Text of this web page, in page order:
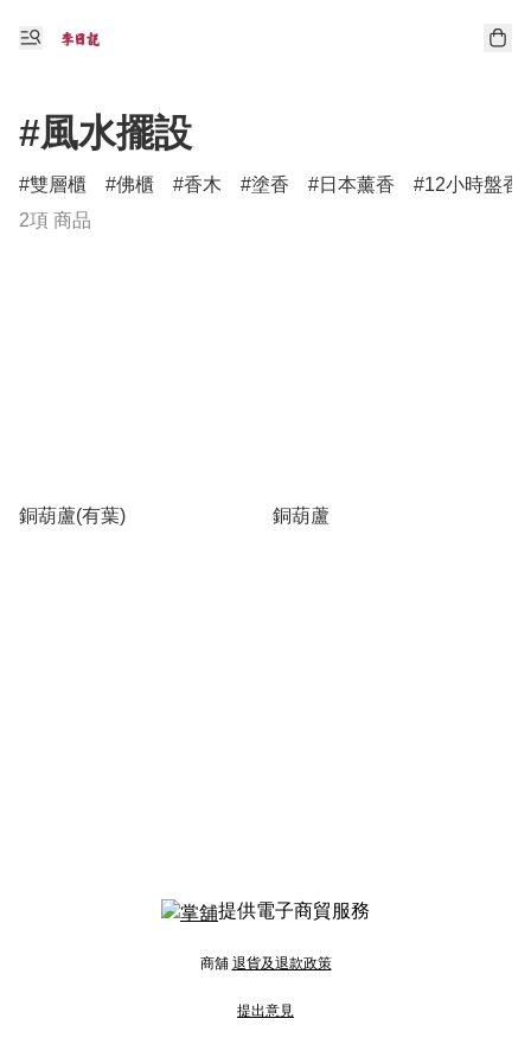
#風水擺設
雙層櫃 佛櫃 香木 塗香 日本薰香
12小時盤香
2項 商品
銅葫蘆(有葉) 銅葫蘆
提供電子商貿服務
商舖 退貨及退款政策
提出意見